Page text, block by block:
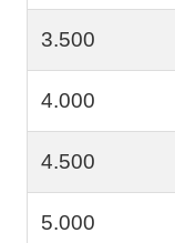
3.500
4.000
4.500
5.000